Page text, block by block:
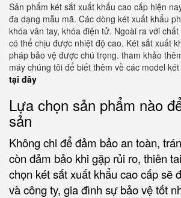
Sản phẩm két sắt xuất khẩu cao cấp hiện
đa dạng mẫu mã. Các dòng két xuất khẩu
khóa vân tay, khóa điện tử. Ngoài ra với
có thể chịu được nhiệt độ cao. Két sắt xuất
pháp bảo vệ được chú trọng. tham khảo
máy chúng tôi để biết thêm về các model
tại đây
Lựa chọn sản phẩm nào
sản
Không chi để đảm bảo an toàn,
còn đảm bảo khi gặp rủi ro, thiên
chọn két sắt xuất khẩu cao cấp sẽ
và công ty, gia đình sự bảo vệ tốt